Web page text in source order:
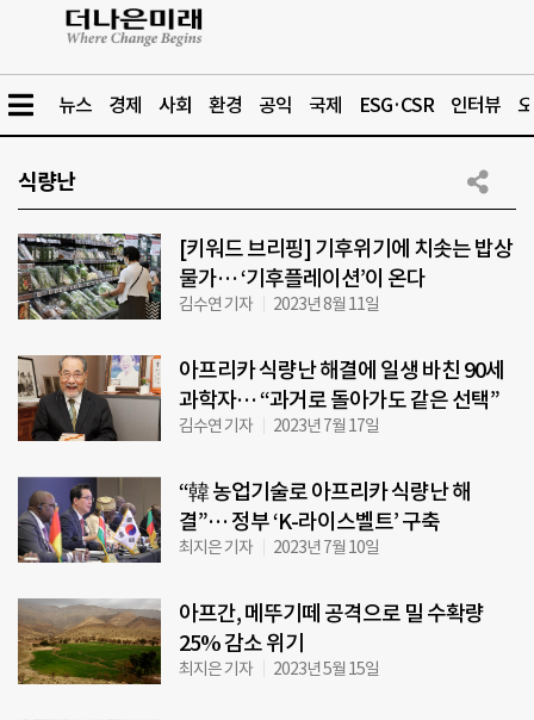
뉴스 경제 사회 환경 공익 국제 ESG·CSR 인터뷰
식량난
[키워드 브리핑] 기후위기에 치솟는 밥상
물가… ‘기후플레이션’이 온다
김수연 기자 2023년 8월 11일
아프리카 식량난 해결에 일생 바친 90세
과학자… “과거로 돌아가도 같은 선택”
김수연 기자 2023년 7월 17일
“韓 농업기술로 아프리카 식량난 해
결”… 정부 ‘K-라이스벨트’ 구축
최지은 기자 2023년 7월 10일
아프간, 메뚜기떼 공격으로 밀 수확량
25% 감소 위기
최지은 기자 2023년 5월 15일